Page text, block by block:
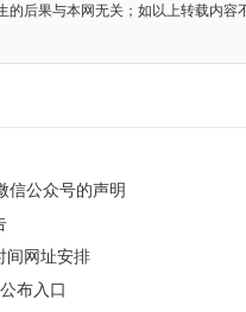
的后果与本网无关；如以上转载内容
信公众号的声明
间网址安排
布入口